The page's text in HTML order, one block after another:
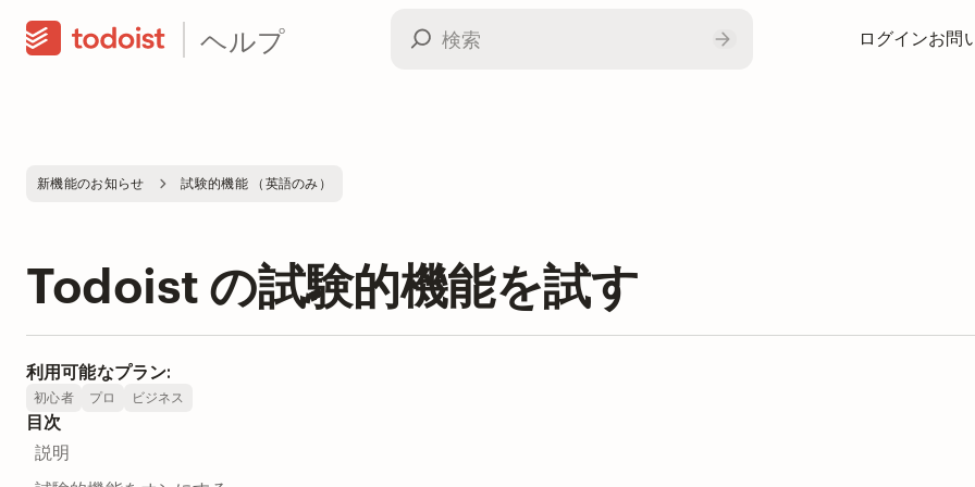
ヘルプ ログインお問
新機能のお知らせ 試験的機能 （英語のみ）
Todoist の試験的機能を試す
利用可能なプラン:
初心者 プロ ビジネス
目次
説明